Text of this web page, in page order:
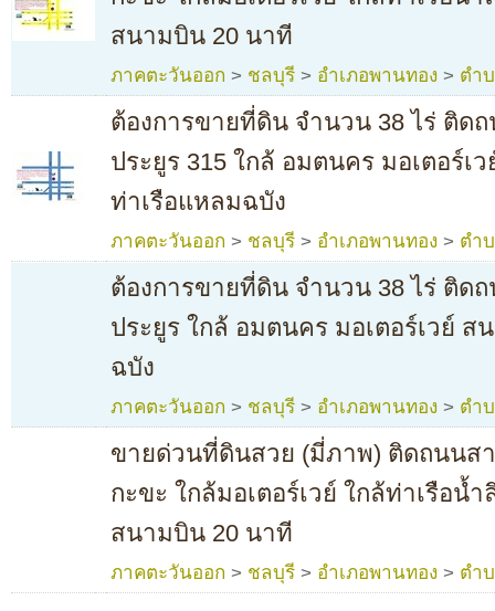
สนามบิน 20 นาที
ภาคตะวันออก > ชลบุรี > อำเภอพานทอง > ตำ
ต้องการขายที่ดิน จำนวน 38 ไร่ ติด
ประยูร 315 ใกล้ อมตนคร มอเตอร์
ท่าเรือแหลมฉบัง
ภาคตะวันออก > ชลบุรี > อำเภอพานทอง > ตำ
ต้องการขายที่ดิน จำนวน 38 ไร่ ติด
ประยูร ใกล้ อมตนคร มอเตอร์เวย์
ฉบัง
ภาคตะวันออก > ชลบุรี > อำเภอพานทอง > ตำ
ขายด่วนที่ดินสวย (มี่ภาพ) ติดถนนส
กะขะ ใกล้มอเตอร์เวย์ ใกล้ท่าเรือน้
สนามบิน 20 นาที
ภาคตะวันออก > ชลบุรี > อำเภอพานทอง > ตำ